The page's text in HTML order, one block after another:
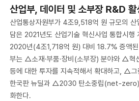
산업부, 데이터 및 소부장 R&D
산업통상자원부가 4조9,518억 원 규모의 산
담은 2021년도 산업기술 혁신사업 통합시행
2020년(4조1,718억 원) 대비 18.7% 증액
부는 △소재·부품·장비(소부장) 분야와 △혁
등에 대한 투자를 지속적해서 확대하고, △그
한국판 뉴딜과 △2030 탄소중립(net-zero)
화한다.